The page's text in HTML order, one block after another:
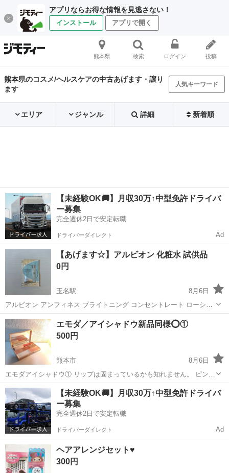
アプリならお得な情報を見逃さない！
インストール アプリで開く
熊本県 検索 ログイン 投稿
熊本県のコスメ/ヘルスケアの中古あげます・譲り
ます
人気キーワード
エリア ジャンル 詳細 新着順
【未経験OK🚚】月収30万↑中型免許ドライバ
ー募集
完全週休2日で安定転職
ドライバーダイレクト Ad
【あげます☆】アルビオン 化粧水 試供品
0円
玉名駅
8月6日
アルビオン アンフィネス ブライトニング コンセントレート ローショ
ン 〈シワ改善・美白化粧水〉 3.0ml 試供品です。 試してみたい方、い
かがでしょうか(^_^)
熊本 玉名郡 玉名駅 スキンケア
エモダ／アイシャドウ新品同様⭕①
500円
熊本市
8月6日
エモダアイシャドウ① リップは固まっているかも知れません。 ピンク
系熊本 熊本市 メイクアップ 新品
【未経験OK🚚】月収30万↑中型免許ドライバ
ー募集
完全週休2日で安定転職
ドライバーダイレクト Ad
ヘアアレンジセット♥️
300円